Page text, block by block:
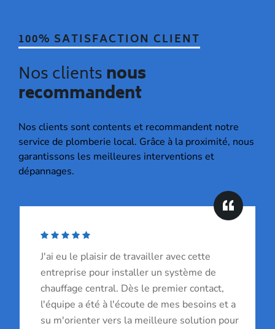
100% SATISFACTION CLIENT
Nos clientsnous
recommandent
Nos clients sont contents et recommandent notre
service de plomberie local. Grâce à la proximité, nous
garantissons les meilleures interventions et
dépannages.
J'ai eu le plaisir de travailler avec cette
entreprise pour installer un système de
chauffage central. Dès le premier contact,
l'équipe a été à l'écoute de mes besoins et a
su m'orienter vers la meilleure solution pour